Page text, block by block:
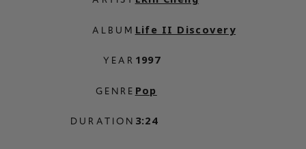
ALBUM
YEAR
GENRE
DURATION
Life II Discovery
1997
Pop
3:24